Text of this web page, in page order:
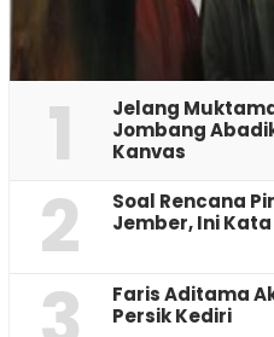
1
Jelang
Jombang
Kanvas
2
‎Soal Rencana
Jember, Ini
Faris Aditama
Persik Kediri